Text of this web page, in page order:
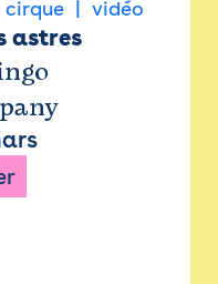
cirque vidéo
astres